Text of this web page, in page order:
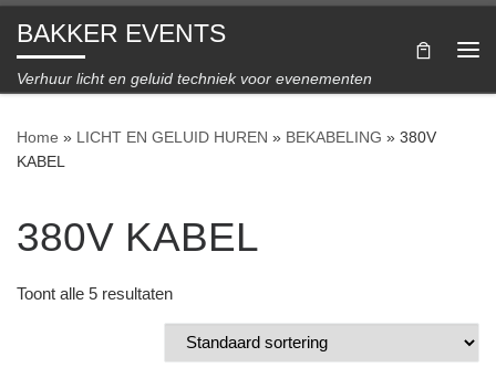
Ga naar inhoud
BAKKER EVENTS
Verhuur licht en geluid techniek voor evenementen
Home » LICHT EN GELUID HUREN » BEKABELING » 380V
KABEL
380V KABEL
Toont alle 5 resultaten